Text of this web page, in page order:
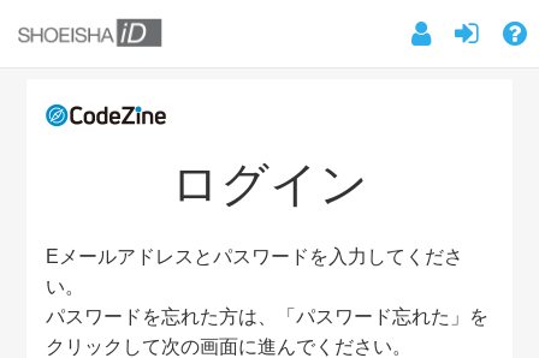
ログイン
Eメールアドレスとパスワードを入力してくださ
い。
パスワードを忘れた方は、「パスワード忘れた」を
クリックして次の画面に進んでください。